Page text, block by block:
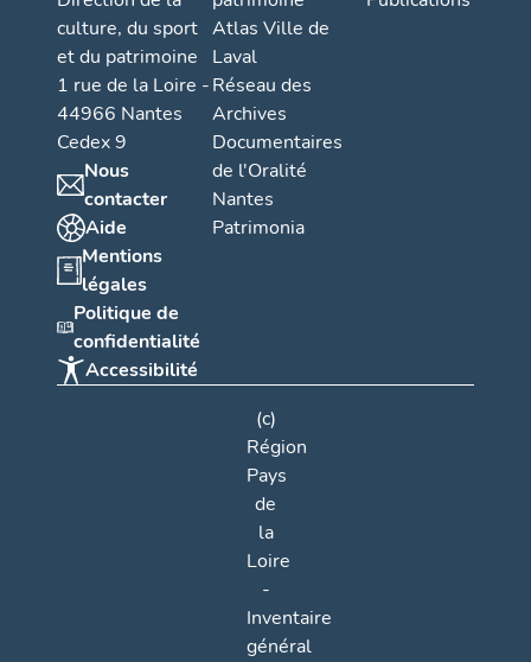
culture, du sport
et du patrimoine
1 rue de la Loire -
44966 Nantes
Cedex 9
Nous
contacter
Aide
Mentions
légales
Politique de
confidentialité
Accessibilité
Atlas Ville de
Laval
Réseau des
Archives
Documentaires
de l'Oralité
Nantes
Patrimonia
(c)
Région
Pays
de
la
Loire
-
Inventaire
général